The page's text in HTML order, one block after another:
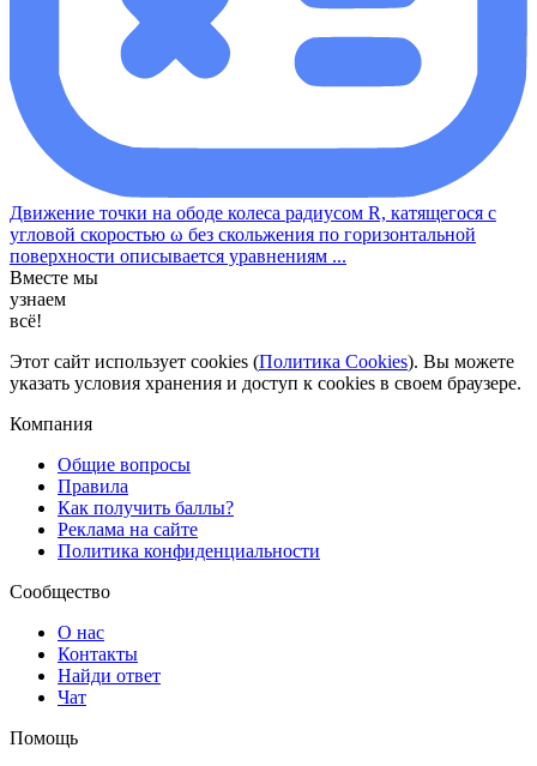
Движение точки на ободе колеса радиусом R, катящегося с
угловой скоростью ω без скольжения по горизонтальной
поверхности описывается уравнениям ...
Вместе мы
узнаем
всё!
Этот сайт использует cookies (Политика Cookies). Вы можете
указать условия хранения и доступ к cookies в своем браузере.
Компания
Общие вопросы
Правила
Как получить баллы?
Реклама на сайте
Политика конфиденциальности
Сообщество
О нас
Контакты
Найди ответ
Чат
Помощь